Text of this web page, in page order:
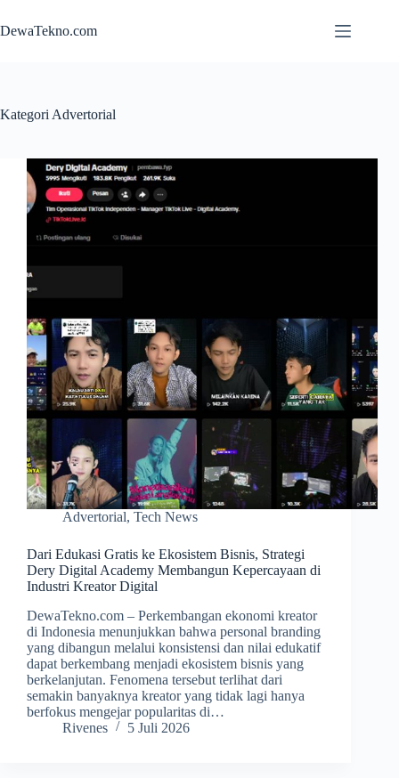
to
content
DewaTekno.com
Kategori Advertorial
Advertorial, Tech News
Dari Edukasi Gratis ke Ekosistem Bisnis, Strategi
Dery Digital Academy Membangun Kepercayaan di
Industri Kreator Digital
DewaTekno.com – Perkembangan ekonomi kreator
di Indonesia menunjukkan bahwa personal branding
yang dibangun melalui konsistensi dan nilai edukatif
dapat berkembang menjadi ekosistem bisnis yang
berkelanjutan. Fenomena tersebut terlihat dari
semakin banyaknya kreator yang tidak lagi hanya
berfokus mengejar popularitas di…
Rivenes
5 Juli 2026